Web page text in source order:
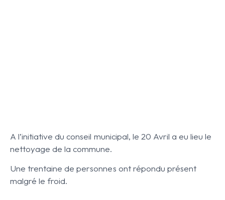
A l’initiative du conseil municipal, le 20 Avril a eu lieu le
nettoyage de la commune.
Une trentaine de personnes ont répondu présent
malgré le froid.